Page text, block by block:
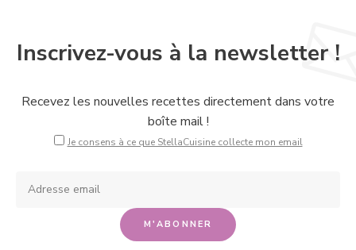
Inscrivez-vous à la newsletter !
Recevez les nouvelles recettes directement dans votre
boîte mail !
Je consens à ce que StellaCuisine collecte mon email